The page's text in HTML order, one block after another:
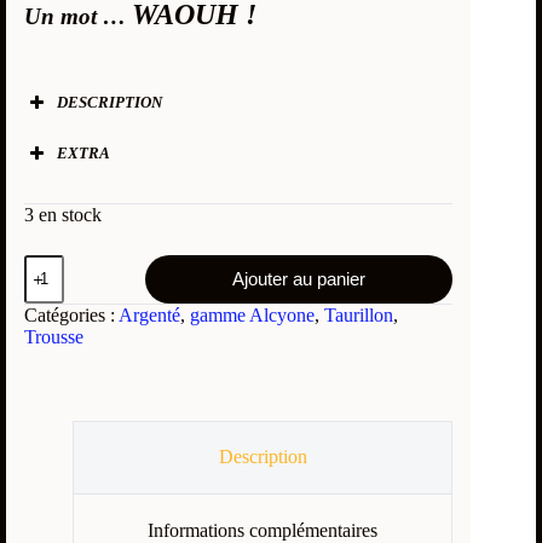
Un mot … WAOUH !
DESCRIPTION
Cuir :
FAG :
EXTRA
simple coup d’
3 en stock
Ajouter au panier
Catégories : Argenté, gamme Alcyone, Taurillon,
Trousse
Description
Informations complémentaires